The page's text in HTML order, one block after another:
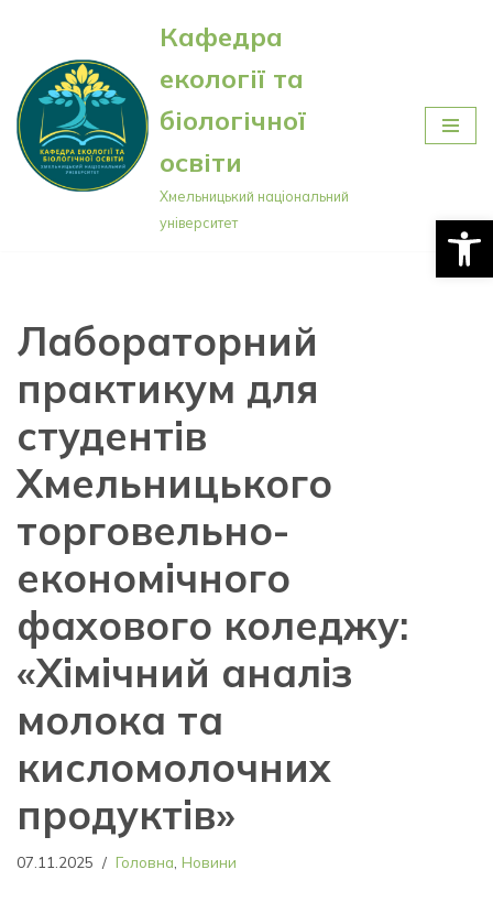
Перейти
до
вмісту
Кафедра
екології та
біологічної
освіти
Хмельницький національний
університет
Лабораторний
практикум для
студентів
Хмельницького
торговельно-
економічного
фахового коледжу:
«Хімічний аналіз
молока та
кисломолочних
продуктів»
07.11.2025 Головна Новини